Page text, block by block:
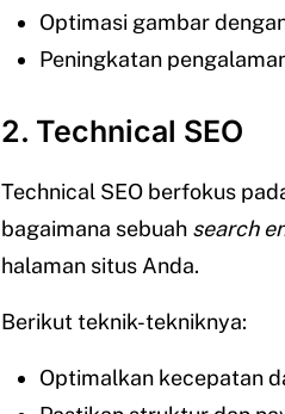
Optimasi gambar
Peningkatan
2. Technical SEO
Technical SEO berfokus
bagaimana sebuah search
halaman situs Anda.
Berikut teknik-tekniknya:
Optimalkan kecepatan